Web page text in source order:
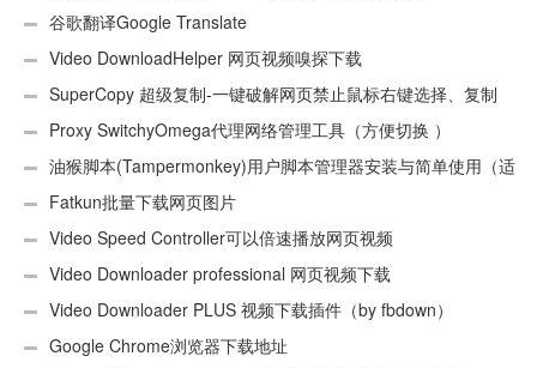
“CEX_HEADER_INVALID”的解决办法
谷歌翻译Google Translate
Video DownloadHelper 网页视频嗅探下载
SuperCopy 超级复制-一键破解网页禁止鼠标右键选择、复制
Proxy SwitchyOmega代理网络管理工具（方便切换 ）
油猴脚本(Tampermonkey)用户脚本管理器安装与简单使用（适
用Android）
Fatkun批量下载网页图片
Video Speed Controller可以倍速播放网页视频
Video Downloader professional 网页视频下载
Video Downloader PLUS 视频下载插件（by fbdown）
Google Chrome浏览器下载地址